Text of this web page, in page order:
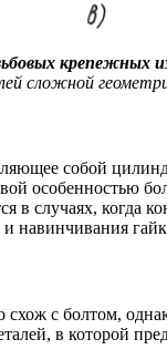
крепежных
сложной
собой
особенностью
случаях, когда
и навинчивания
с болтом,
в которой